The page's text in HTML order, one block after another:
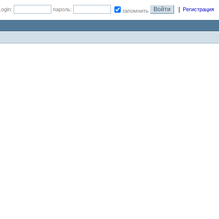
пароль: запомнить Регистрация